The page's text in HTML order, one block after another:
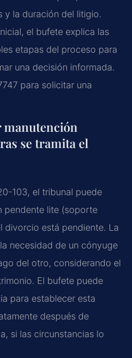
y la duración del litigio.
el bufete explica las
etapas del proceso para
una decisión informada.
para solicitar una
manutención
se tramita el
103, el tribunal puede
pendente lite (soporte
divorcio está pendiente. La
necesidad de un cónyuge
del otro, considerando el
El bufete puede
para establecer esta
después de
si las circunstancias lo